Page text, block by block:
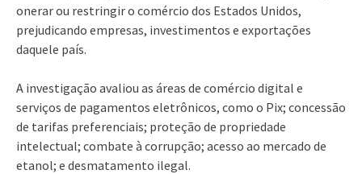
onerar ou restringir o comércio dos Estados Unidos,
prejudicando empresas, investimentos e exportações
daquele país.
A investigação avaliou as áreas de comércio digital e
serviços de pagamentos eletrônicos, como o Pix; concessão
de tarifas preferenciais; proteção de propriedade
intelectual; combate à corrupção; acesso ao mercado de
etanol; e desmatamento ilegal.